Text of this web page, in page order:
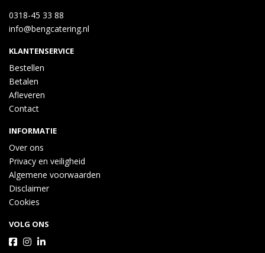
0318-45 33 88
info@bengcatering.nl
KLANTENSERVICE
Bestellen
Betalen
Afleveren
Contact
INFORMATIE
Over ons
Privacy en veiligheid
Algemene voorwaarden
Disclaimer
Cookies
VOLG ONS